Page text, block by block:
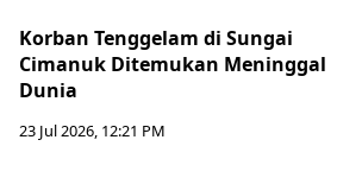
Korban Tenggelam di Sungai
Cimanuk Ditemukan Meninggal
Dunia
23 Jul 2026, 12:21 PM